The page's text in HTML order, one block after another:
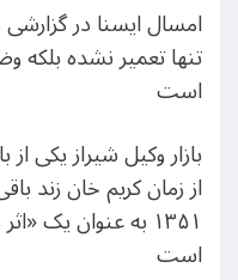
امسال ایسنا در
تنها تعمیر نشده بلکه
است
بازار وکیل شیراز یکی
از زمان کریم خان زند
۱۳۵۱ به عنوان یک
است